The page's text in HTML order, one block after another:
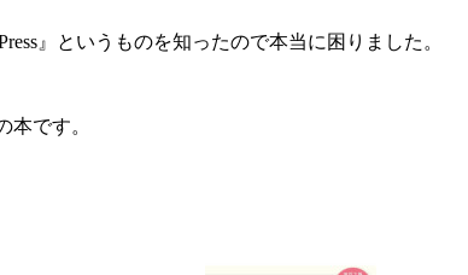
』というものを知ったので本当に困りました。
本です。